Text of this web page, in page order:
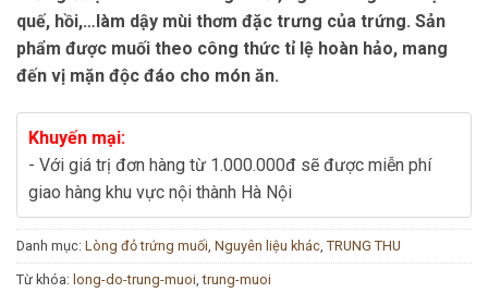
quế, hồi,…làm dậy mùi thơm đặc trưng của trứng. Sản
phẩm được muối theo công thức tỉ lệ hoàn hảo, mang
đến vị mặn độc đáo cho món ăn.
Khuyến mại:
- Với giá trị đơn hàng từ 1.000.000đ sẽ được miễn phí
giao hàng khu vực nội thành Hà Nội
Danh mục: Lòng đỏ trứng muối, Nguyên liệu khác, TRUNG THU
Từ khóa: long-do-trung-muoi,trung-muoi